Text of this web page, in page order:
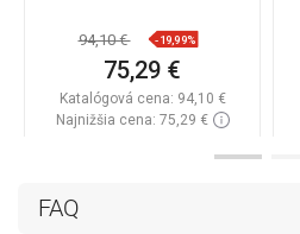
FAQ
94,10 € -19,99%
75,29 €
Katalógová cena: 94,10 €
Najnižšia cena: 75,29 €